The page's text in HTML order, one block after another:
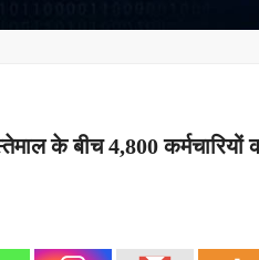
के बीच 4,800 कर्मचारियों